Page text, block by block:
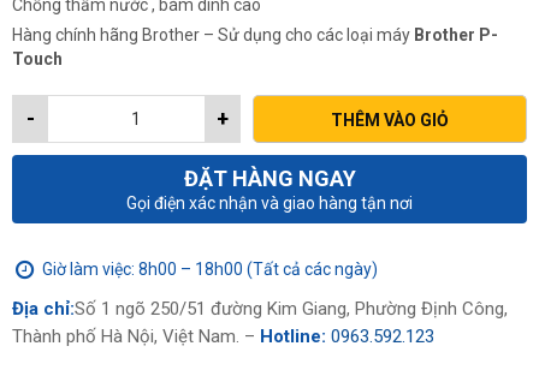
Chống thấm nước , bám dính cao
Hàng chính hãng Brother – Sử dụng cho các loại máy Brother P-
Touch
+
- THÊM VÀO GIỎ
ĐẶT HÀNG NGAY
Gọi điện xác nhận và giao hàng tận nơi
Giờ làm việc: 8h00 – 18h00 (Tất cả các ngày)
Địa chỉ:Số 1 ngõ 250/51 đường Kim Giang, Phường Định Công,
Thành phố Hà Nội, Việt Nam. – Hotline: 0963.592.123